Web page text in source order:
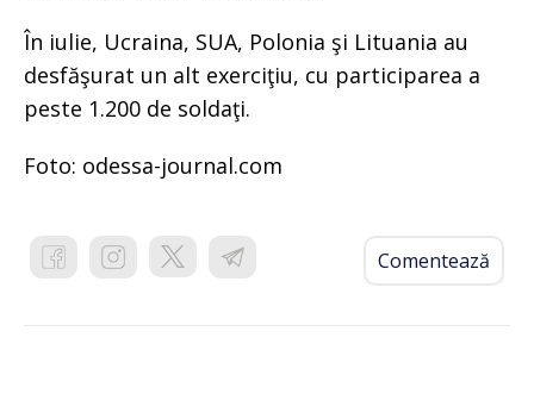
În iulie, Ucraina, SUA, Polonia şi Lituania au
desfăşurat un alt exerciţiu, cu participarea a
peste 1.200 de soldaţi.
Foto: odessa-journal.com
Comentează